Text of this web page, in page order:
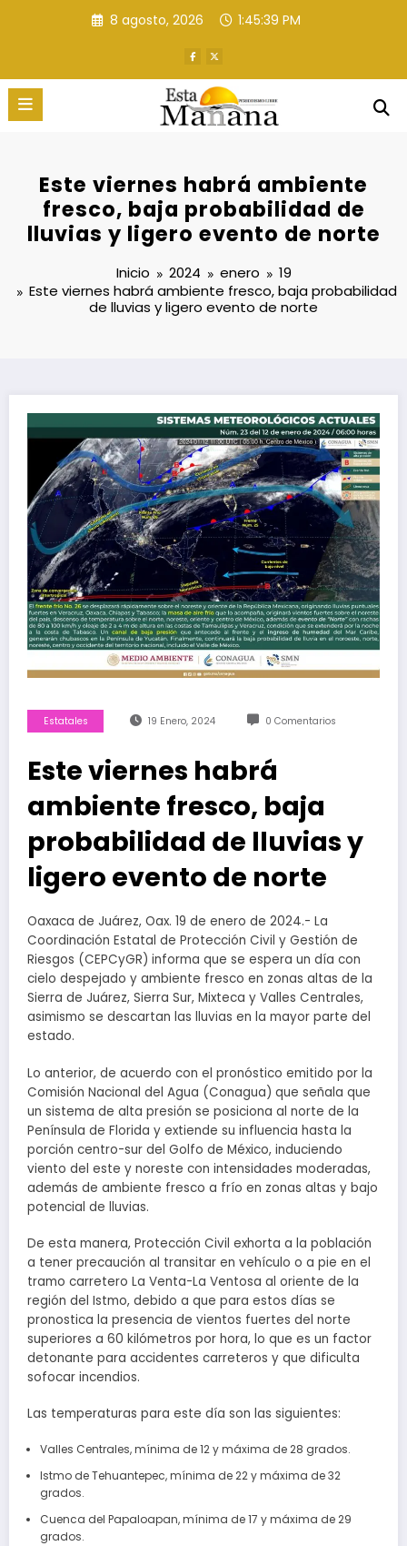
8 agosto, 2026 1:45:40 PM
Este viernes habrá ambiente
fresco, baja probabilidad de
lluvias y ligero evento de norte
Inicio 2024 enero
19
Este viernes habrá ambiente fresco, baja probabilidad
de lluvias y ligero evento de norte
Estatales 19 Enero, 2024 0 Comentarios
Este viernes habrá
ambiente fresco, baja
probabilidad de lluvias y
ligero evento de norte
Oaxaca de Juárez, Oax. 19 de enero de 2024.- La
Coordinación Estatal de Protección Civil y Gestión de
Riesgos (CEPCyGR) informa que se espera un día con
cielo despejado y ambiente fresco en zonas altas de la
Sierra de Juárez, Sierra Sur, Mixteca y Valles Centrales,
asimismo se descartan las lluvias en la mayor parte del
estado.
Lo anterior, de acuerdo con el pronóstico emitido por la
Comisión Nacional del Agua (Conagua) que señala que
un sistema de alta presión se posiciona al norte de la
Península de Florida y extiende su influencia hasta la
porción centro-sur del Golfo de México, induciendo
viento del este y noreste con intensidades moderadas,
además de ambiente fresco a frío en zonas altas y bajo
potencial de lluvias.
De esta manera, Protección Civil exhorta a la población
a tener precaución al transitar en vehículo o a pie en el
tramo carretero La Venta-La Ventosa al oriente de la
región del Istmo, debido a que para estos días se
pronostica la presencia de vientos fuertes del norte
superiores a 60 kilómetros por hora, lo que es un factor
detonante para accidentes carreteros y que dificulta
sofocar incendios.
Las temperaturas para este día son las siguientes:
Valles Centrales, mínima de 12 y máxima de 28 grados.
Istmo de Tehuantepec, mínima de 22 y máxima de 32
grados.
Cuenca del Papaloapan, mínima de 17 y máxima de 29
grados.